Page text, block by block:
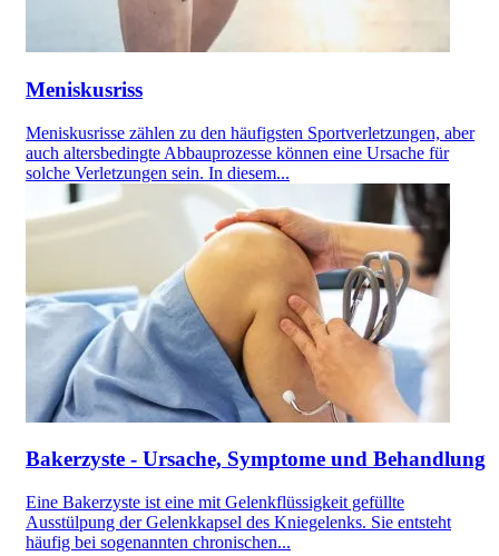
Meniskusriss
Meniskusrisse zählen zu den häufigsten Sportverletzungen, aber
auch altersbedingte Abbauprozesse können eine Ursache für
solche Verletzungen sein. In diesem...
Bakerzyste - Ursache, Symptome und Behandlung
Eine Bakerzyste ist eine mit Gelenkflüssigkeit gefüllte
Ausstülpung der Gelenkkapsel des Kniegelenks. Sie entsteht
häufig bei sogenannten chronischen...